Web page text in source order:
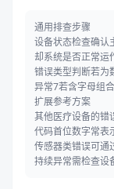
通用排查步骤
设备状态检查确认
却系统是否正常运
错误类型判断若为
异常7若含字母组
扩展参考方案
其他医疗设备的错
代码首位数字常表
传感器类错误可通
持续异常需检查设